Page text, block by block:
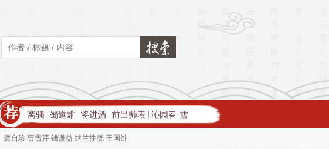
离骚 蜀道难 将进酒 前出师表 沁园春·雪
龚自珍 曹雪芹 钱谦益 纳兰性德 王国维